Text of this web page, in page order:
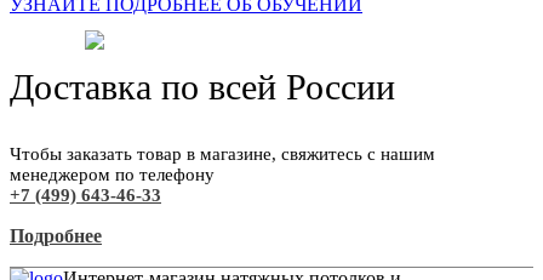
Доставка по всей России
Чтобы заказать товар в магазине, свяжитесь с нашим
менеджером по телефону
+7 (499) 643-46-33
Подробнее